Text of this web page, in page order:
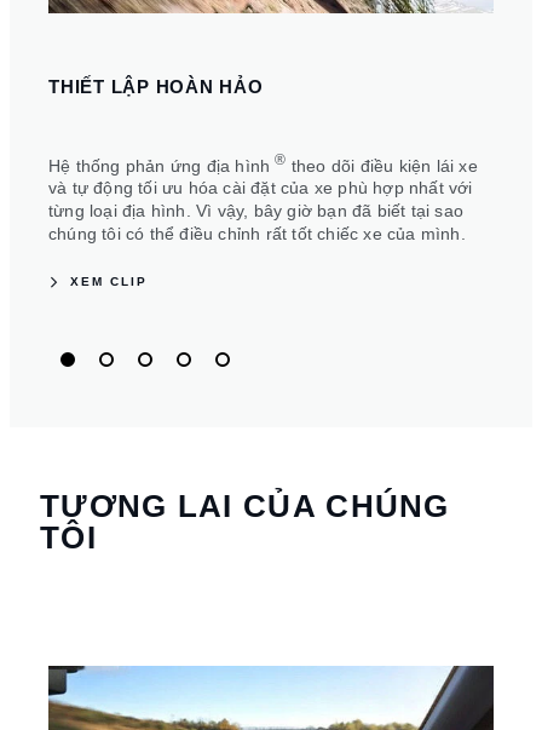
THIẾT LẬP HOÀN HẢO
Hệ thống phản ứng địa hình® theo dõi điều kiện lái xe
và tự động tối ưu hóa cài đặt của xe phù hợp nhất với
từng loại địa hình. Vì vậy, bây giờ bạn đã biết tại sao
chúng tôi có thể điều chỉnh rất tốt chiếc xe của mình.
XEM CLIP
TƯƠNG LAI CỦA CHÚNG
TÔI